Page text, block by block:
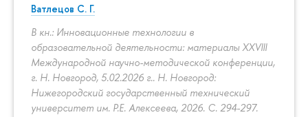
Ватлецов С. Г.
В кн.: Инновационные технологии в
образовательной деятельности: материалы XXVIII
Международной научно-методической конференции,
г. Н. Новгород, 5.02.2026 г.. Н. Новгород:
Нижегородский государственный технический
университет им. Р.Е. Алексеева, 2026. С. 294-297.